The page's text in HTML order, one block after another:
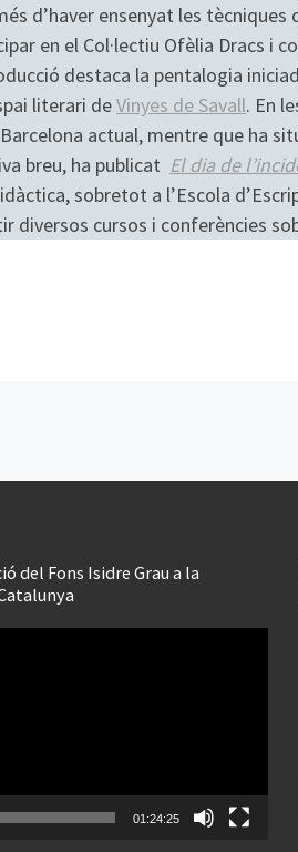
d’haver ensenyat les tècniques
en el Col·lectiu Ofèlia Dracs i
destaca la pentalogia
literari deVinyes de Savall. En
actual, mentre que ha
breu, ha publicat El dia de
sobretot a l’Escola
diversos cursos i conferències
del Fons Isidre Grau a la
01:24:25